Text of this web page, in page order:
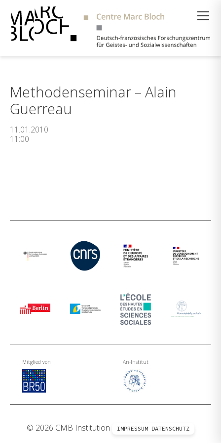
Methodenseminar – Alain
Guerreau
11.01.2010
11:00
Mitglied von An-Institut
© 2026 CMB Institution IMPRESSUM DATENSCHUTZ